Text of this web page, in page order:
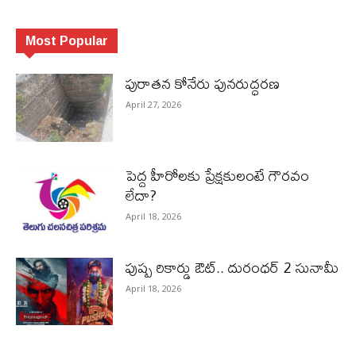
Most Popular
పురాత‌న కోనేరు పున‌రుద్ధ‌ర‌ణ
April 27, 2026
పెద్ద హీరోల‌కు ప్రేక్ష‌కులంటే గౌర‌వం
లేదా?
April 18, 2026
పుష్ప రికార్డు ఔట్‌.. దురంధ‌ర్ 2 సునామీ
April 18, 2026